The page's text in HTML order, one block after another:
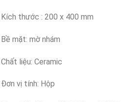
Kích thước : 200 x 400 mm
Bề mặt: mờ nhám
Chất liệu: Ceramic
Đơn vị tính: Hộp